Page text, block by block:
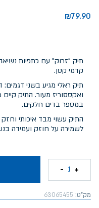
₪79.90
תיק "זרוק" עם כתפיות
קדמי קטן.
תיק ראלי מגיע בשני
ואקססוריז מעור. התיק קיים
במספר בדים חלקים.
התיק עשוי מבד איכותי
לשמירה על חוזק ועמידה
+
1
-
מק"ט: 63065455